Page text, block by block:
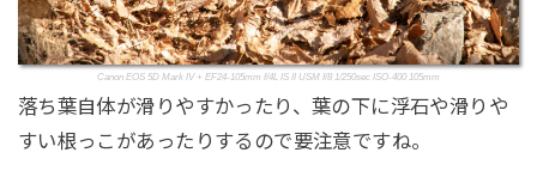
Canon EOS 5D Mark IV + EF24-105mm f/4L IS II USM f/8 1/250sec ISO-400 105mm
落ち葉自体が滑りやすかったり、葉の下に浮石や滑りや
すい根っこがあったりするので要注意ですね。